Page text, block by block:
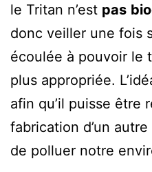
le Tritan n’est pas
donc veiller une fois
écoulée à pouvoir le
plus appropriée.
afin qu’il puisse être
fabrication d’un
de polluer notre